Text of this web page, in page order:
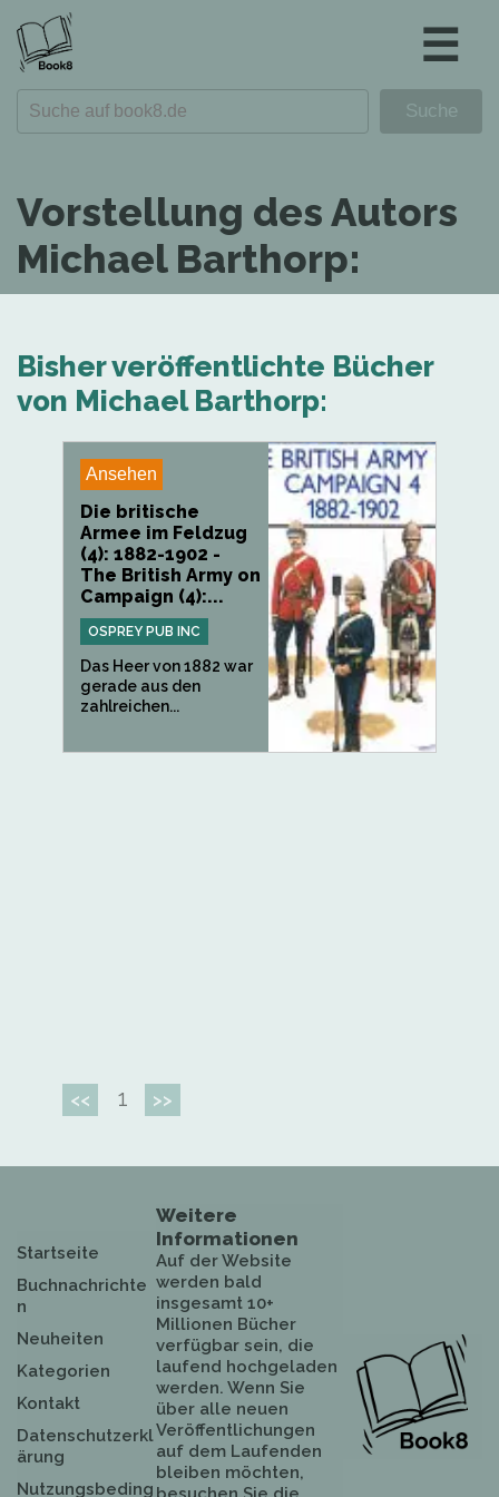
☰
Vorstellung des Autors
Michael Barthorp:
Bisher veröffentlichte Bücher
von Michael Barthorp:
Ansehen
Die britische
Armee im Feldzug
(4): 1882-1902 -
The British Army on
Campaign (4):...
OSPREY PUB INC
Das Heer von 1882 war
gerade aus den
zahlreichen...
<< 1 >>
Startseite
Buchnachrichte
n
Neuheiten
Kategorien
Kontakt
Datenschutzerkl
ärung
Nutzungsbeding
Weitere
Informationen
Auf der Website
werden bald
insgesamt 10+
Millionen Bücher
verfügbar sein, die
laufend hochgeladen
werden. Wenn Sie
über alle neuen
Veröffentlichungen
auf dem Laufenden
bleiben möchten,